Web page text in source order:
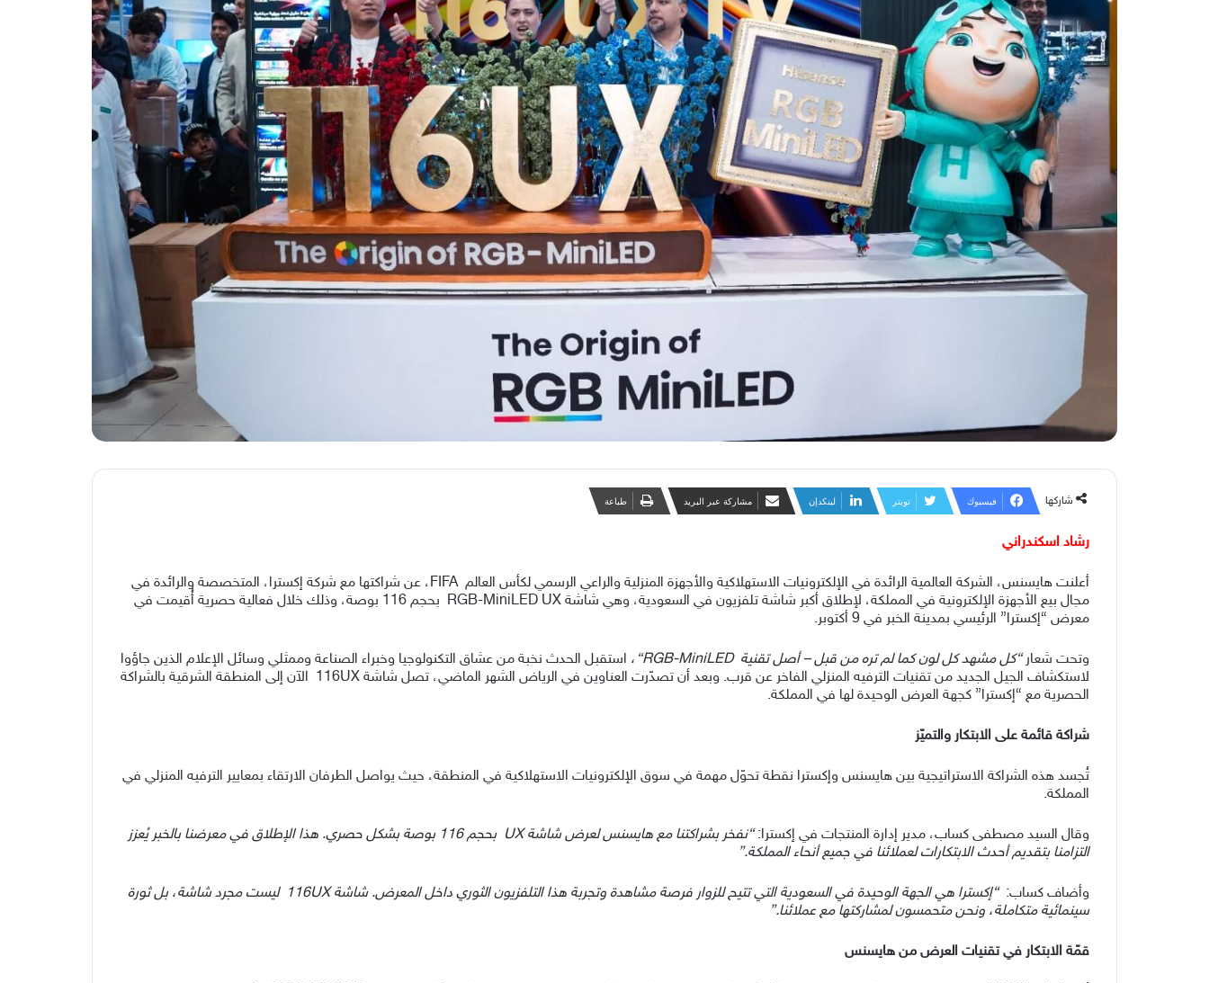
شاركها فيسبوك تويتر لينكدإن مشاركة عبر البريد طباعة
رشاد اسكندراني
أعلنت هايسنس، الشركة العالمية الرائدة في الإلكترونيات الاستهلاكية والأجهزة المنزلية والراعي الرسمي لكأس العالم FIFA، عن شراكتها مع شركة إكسترا، المتخصصة والرائدة في
مجال بيع الأجهزة الإلكترونية في المملكة، لإطلاق أكبر شاشة تلفزيون في السعودية، وهي شاشة RGB-MiniLED UX بحجم 116 بوصة، وذلك خلال فعالية حصرية أُقيمت في
معرض “إكسترا” الرئيسي بمدينة الخبر في 9 أكتوبر.
وتحت شعار“كل مشهد كل لون كما لم تره من قبل – أصل تقنية RGB-MiniLED “، استقبل الحدث نخبة من عشاق التكنولوجيا وخبراء الصناعة وممثلي وسائل الإعلام الذين جاؤوا
لاستكشاف الجيل الجديد من تقنيات الترفيه المنزلي الفاخر عن قرب. وبعد أن تصدّرت العناوين في الرياض الشهر الماضي، تصل شاشة 116UX الآن إلى المنطقة الشرقية بالشراكة
الحصرية مع “إكسترا” كجهة العرض الوحيدة لها في المملكة.
شراكة قائمة على الابتكار والتميّز
تُجسد هذه الشراكة الاستراتيجية بين هايسنس وإكسترا نقطة تحوّل مهمة في سوق الإلكترونيات الاستهلاكية في المنطقة، حيث يواصل الطرفان الارتقاء بمعايير الترفيه المنزلي في
المملكة.
وقال السيد مصطفى كساب، مدير إدارة المنتجات في إكسترا:“نفخر بشراكتنا مع هايسنس لعرض شاشة UX
بحجم 116 بوصة بشكل حصري. هذا الإطلاق في معرضنا بالخبر يُعزز
التزامنا بتقديم أحدث الابتكارات لعملائنا في جميع أنحاء المملكة.”
وأضاف كساب:“إكسترا هي الجهة الوحيدة في السعودية التي تتيح للزوار فرصة مشاهدة وتجربة هذا التلفزيون الثوري داخل المعرض. شاشة 116UX
ليست مجرد شاشة، بل ثورة
سينمائية متكاملة، ونحن متحمسون لمشاركتها مع عملائنا.”
قمّة الابتكار في تقنيات العرض من هايسنس